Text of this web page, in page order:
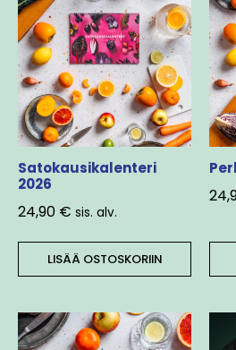
Satokausikalenteri
2026
24,90 € sis. alv.
LISÄÄ OSTOSKORIIN